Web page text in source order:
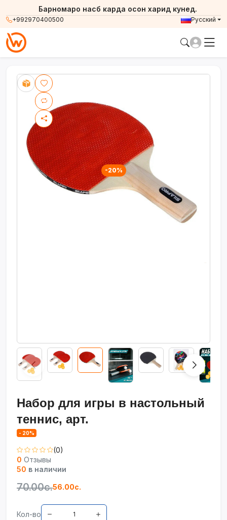
+992970400500
Барномаро насб карда осон харид кунед.
Русский
-20%
Набор для игры в настольный
теннис, арт.
- 20%
(0)
0 Отзывы
50 в наличии
70.00с.56.00с.
Кол-во